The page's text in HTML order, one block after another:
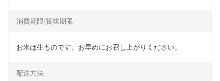
消費期限/賞味期限
お米は生ものです。お早めにお召し上がりください。
配送方法